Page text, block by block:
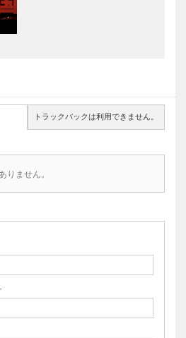
トラックバックは利用できません。
りません。